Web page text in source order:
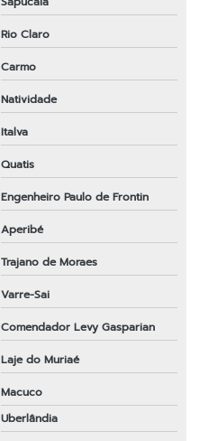
Rio Claro
Carmo
Natividade
Italva
Quatis
Engenheiro Paulo de Frontin
Aperibé
Trajano de Moraes
Varre-Sai
Comendador Levy Gasparian
Laje do Muriaé
Macuco
Uberlândia